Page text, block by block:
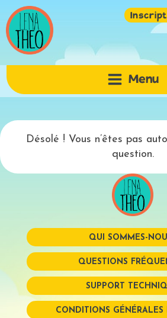
Menu
Désolé ! Vous n’êtes pas
question.
QUI SOMMES-
QUESTIONS
SUPPORT
CONDITIONS GÉNÉRALES